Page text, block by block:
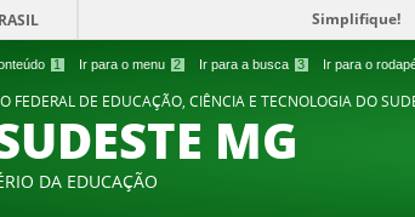
1 Ir para o menu 2 Ir para a busca 3 Ir para o
Simplifique!
FEDERAL DE EDUCAÇÃO, CIÊNCIA E TECNOLOGIA DO
MG
DA EDUCAÇÃO